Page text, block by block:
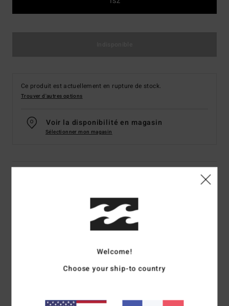
Ce produit est actuellement en rupture de stock.
Trouver d'autres options
Voir la disponibilité en magasin
Sélectionner mon magasin
Code couleur mul
bob
visière :visière plate
Welcome!
Choose your ship-to country